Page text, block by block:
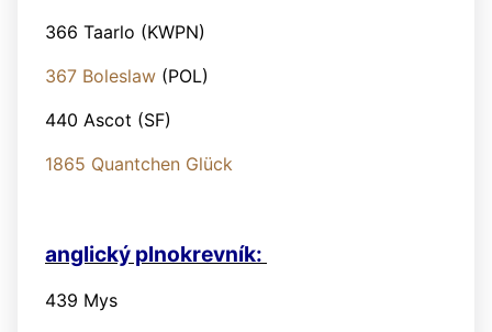
366 Taarlo (KWPN)
367 Boleslaw (POL)
440 Ascot (SF)
1865 Quantchen Glück
anglický plnokrevník:
439 Mys